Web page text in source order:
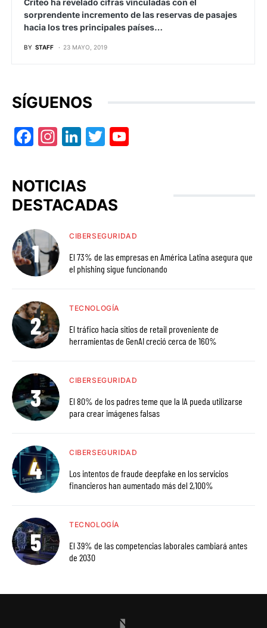
Criteo ha revelado cifras vinculadas con el
sorprendente incremento de las reservas de pasajes
hacia los tres principales países…
BY STAFF 23 MAYO, 2019
SÍGUENOS
Facebook
Instagram
LinkedIn
Twitter
NOTICIAS
DESTACADAS
CIBERSEGURIDAD
El 73% de las empresas en América Latina asegura que
el phishing sigue funcionando
TECNOLOGÍA
El tráfico hacia sitios de retail proveniente de
herramientas de GenAI creció cerca de 160%
CIBERSEGURIDAD
El 80% de los padres teme que la IA pueda utilizarse
para crear imágenes falsas
CIBERSEGURIDAD
Los intentos de fraude deepfake en los servicios
financieros han aumentado más del 2,100%
TECNOLOGÍA
El 39% de las competencias laborales cambiará antes
de 2030